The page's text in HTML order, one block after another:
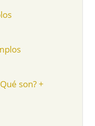
son? +